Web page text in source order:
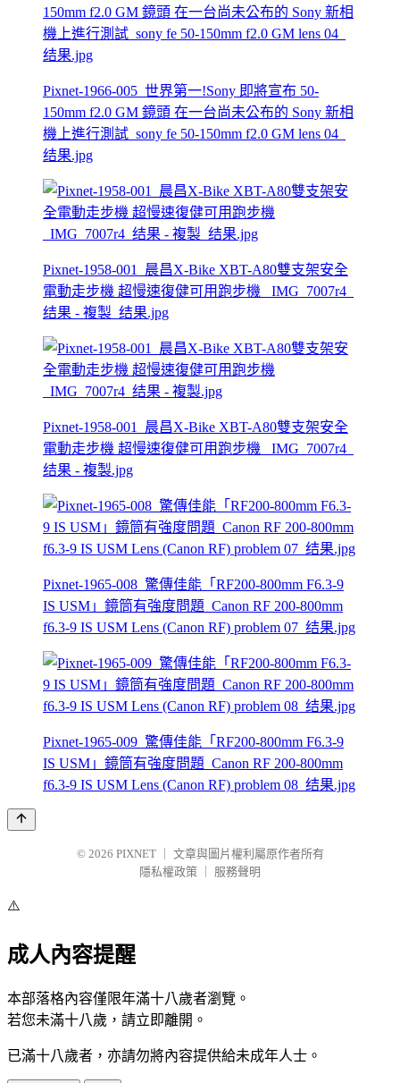
Pixnet-1966-005_世界第一!Sony 即將宣布 50-
150mm f2.0 GM 鏡頭 在一台尚未公布的 Sony 新相
機上進行測試_sony fe 50-150mm f2.0 GM lens 04_
结果.jpg
Pixnet-1958-001_晨昌X-Bike XBT-A80雙支架安全
電動走步機 超慢速復健可用跑步機 _IMG_7007r4_
结果 - 複製_结果.jpg
Pixnet-1958-001_晨昌X-Bike XBT-A80雙支架安全
電動走步機 超慢速復健可用跑步機 _IMG_7007r4_
结果 - 複製.jpg
Pixnet-1965-008_驚傳佳能「RF200-800mm F6.3-9
IS USM」鏡筒有強度問題_Canon RF 200-800mm
f6.3-9 IS USM Lens (Canon RF) problem 07_结果.jpg
Pixnet-1965-009_驚傳佳能「RF200-800mm F6.3-9
IS USM」鏡筒有強度問題_Canon RF 200-800mm
f6.3-9 IS USM Lens (Canon RF) problem 08_结果.jpg
© 2026 PIXNET
文章與圖片權利屬原作者所有
隱私權政策
服務聲明
⚠️
成人內容提醒
本部落格內容僅限年滿十八歲者瀏覽。
若您未滿十八歲，請立即離開。
已滿十八歲者，亦請勿將內容提供給未成年人士。